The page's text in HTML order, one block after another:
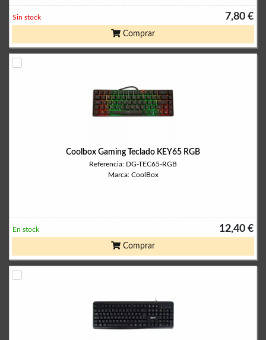
7,80 €
Sin stock
Comprar
Coolbox Gaming Teclado KEY65 RGB
Referencia: DG-TEC65-RGB
Marca: CoolBox
12,40 €
En stock
Comprar